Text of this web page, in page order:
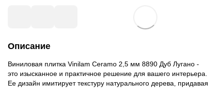
Описание
Виниловая плитка Vinilam Ceramo 2,5 мм 8890 Дуб Лугано -
это изысканное и практичное решение для вашего интерьера.
Ее дизайн имитирует текстуру натурального дерева, придавая